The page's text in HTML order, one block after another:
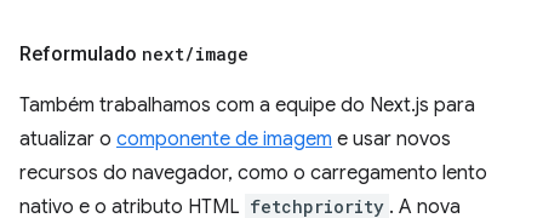
Reformulado next/image
Também trabalhamos com a equipe do Next.js para
atualizar o componente de imagem e usar novos
recursos do navegador, como o carregamento lento
nativo e o atributo HTML fetchpriority . A nova